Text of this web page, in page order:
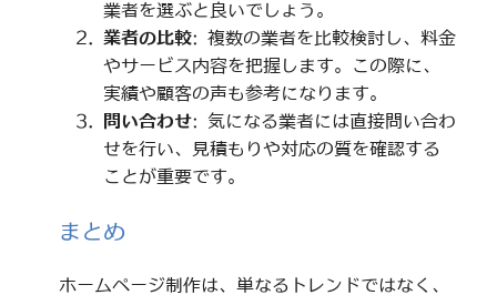
業者を選ぶと良いでしょう。
業者の比較: 複数の業者を比較検討し、料金
やサービス内容を把握します。この際に、
実績や顧客の声も参考になります。
問い合わせ: 気になる業者には直接問い合わ
せを行い、見積もりや対応の質を確認する
ことが重要です。
まとめ
ホームページ制作は、単なるトレンドではなく、